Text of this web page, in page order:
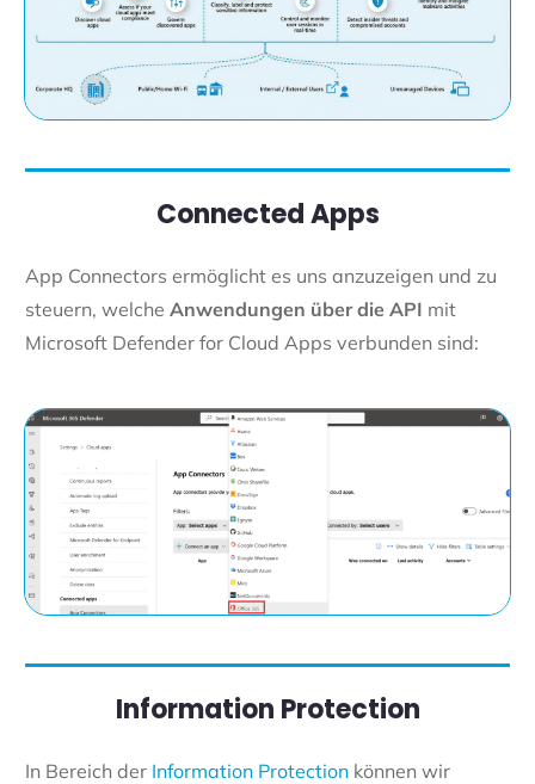
Connected Apps
App Connectors ermöglicht es uns anzuzeigen und zu
steuern, welche Anwendungen über die API mit
Microsoft Defender for Cloud Apps verbunden sind:
Information Protection
In Bereich der Information Protection können wir